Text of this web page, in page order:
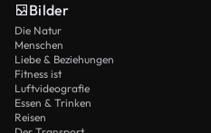
Bilder
Die Natur
Menschen
Liebe & Beziehungen
Fitness ist
Luftvideografie
Essen & Trinken
Reisen